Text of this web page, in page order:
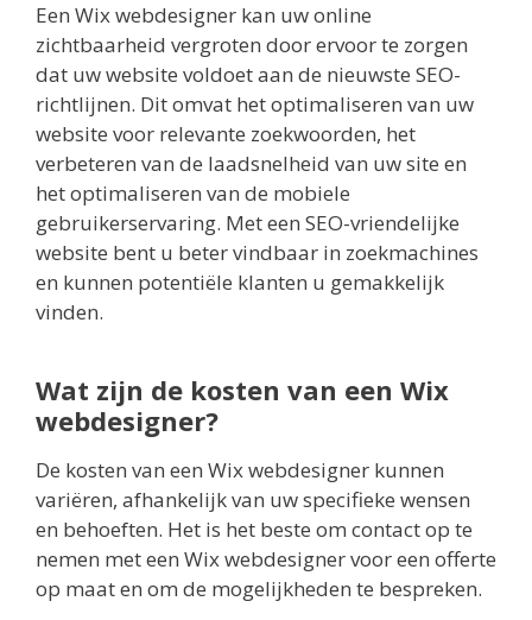
Een Wix webdesigner kan uw online
zichtbaarheid vergroten door ervoor te zorgen
dat uw website voldoet aan de nieuwste SEO-
richtlijnen. Dit omvat het optimaliseren van uw
website voor relevante zoekwoorden, het
verbeteren van de laadsnelheid van uw site en
het optimaliseren van de mobiele
gebruikerservaring. Met een SEO-vriendelijke
website bent u beter vindbaar in zoekmachines
en kunnen potentiële klanten u gemakkelijk
vinden.
Wat zijn de kosten van een Wix
webdesigner?
De kosten van een Wix webdesigner kunnen
variëren, afhankelijk van uw specifieke wensen
en behoeften. Het is het beste om contact op te
nemen met een Wix webdesigner voor een offerte
op maat en om de mogelijkheden te bespreken.